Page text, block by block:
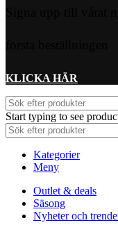
KLICKA HÄR
Start typing to see
Kategorier
Meny
Outlet & deals
Säsong
Nyheter och